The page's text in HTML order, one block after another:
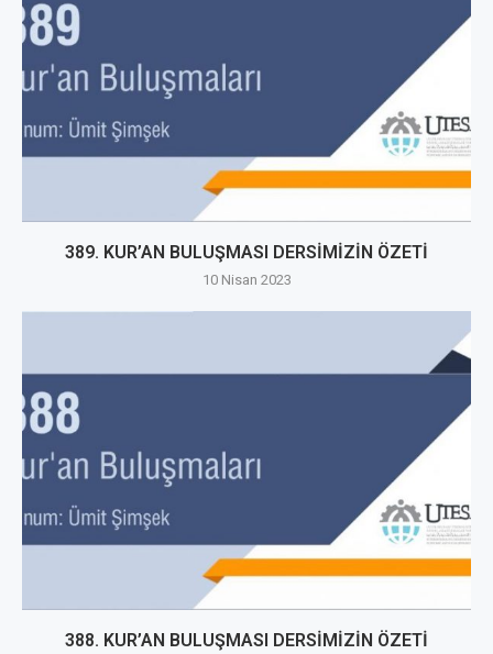
389. KUR’AN BULUŞMASI DERSİMİZİN ÖZETİ
10 Nisan 2023
388. KUR’AN BULUŞMASI DERSİMİZİN ÖZETİ